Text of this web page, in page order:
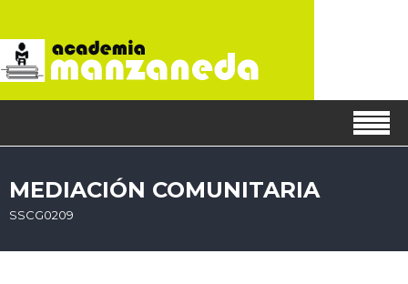
MEDIACIÓN COMUNITARIA
SSCG0209